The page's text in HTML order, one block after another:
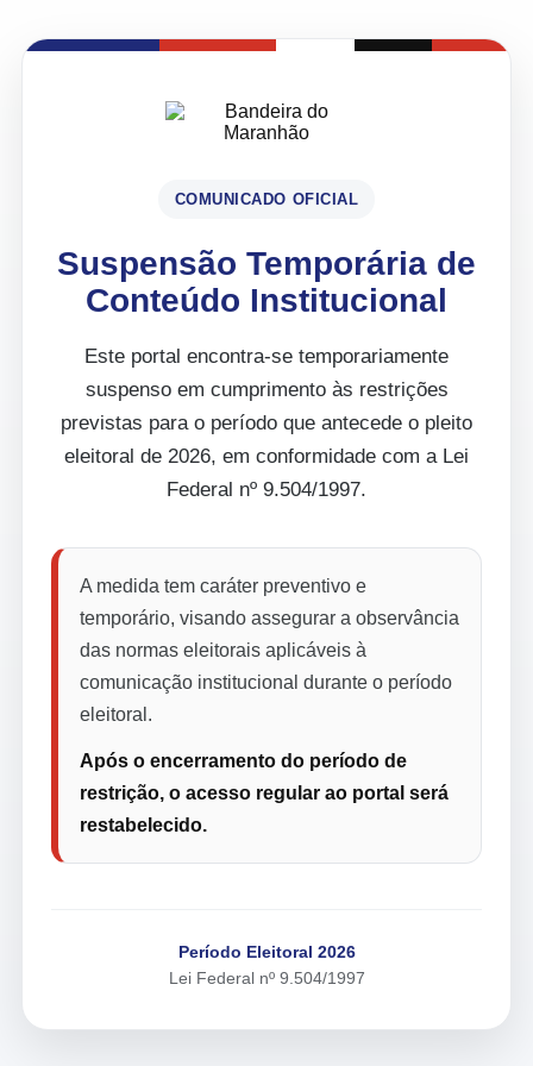
COMUNICADO OFICIAL
Suspensão Temporária de
Conteúdo Institucional
Este portal encontra-se temporariamente
suspenso em cumprimento às restrições
previstas para o período que antecede o pleito
eleitoral de 2026, em conformidade com a Lei
Federal nº 9.504/1997.
A medida tem caráter preventivo e
temporário, visando assegurar a observância
das normas eleitorais aplicáveis à
comunicação institucional durante o período
eleitoral.
Após o encerramento do período de
restrição, o acesso regular ao portal será
restabelecido.
Período Eleitoral 2026
Lei Federal nº 9.504/1997